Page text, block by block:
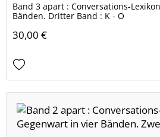
Band 3 apart : Conversations-
Bänden. Dritter Band : K - O
30,00 €